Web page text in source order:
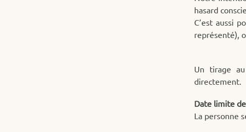
hasard
C’est aussi
représenté),
Un tirage
directement.
Date limite
La personne